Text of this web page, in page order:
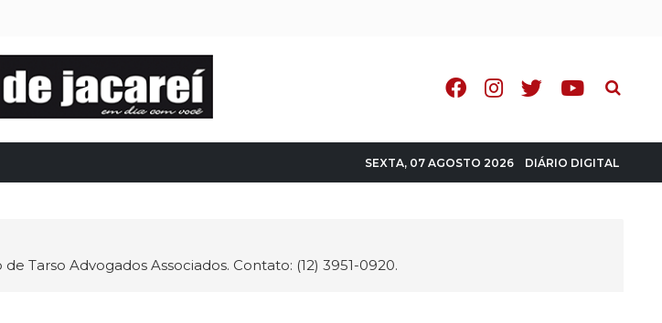
Pesquisa
SEXTA, 07 AGOSTO 2026 DIÁRIO DIGITAL
Tarso Advogados Associados. Contato: (12) 3951-0920.